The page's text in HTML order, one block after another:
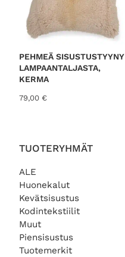
TUOTERYHMÄT
ALE
Huonekalut
Kevätsisustus
Kodintekstiilit
Muut
Piensisustus
Tuotemerkit
PEHMEÄ SISUSTUSTYYNY
LAMPAANTALJASTA,
KERMA
79,00 €